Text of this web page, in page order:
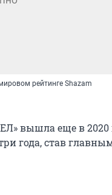
рейтинге Shazam
вышла еще в 2020
года, став